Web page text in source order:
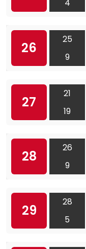
4
26
25
9
27
21
19
28
26
9
29
28
5